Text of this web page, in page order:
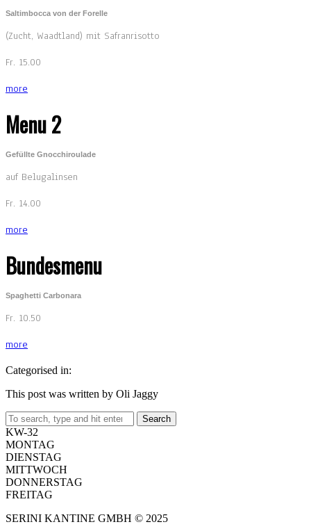
Saltimbocca von der Forelle
(Zucht, Waadtland) mit Safranrisotto
Fr. 15.00
more
Menu 2
Gefüllte Gnocchiroulade
auf Belugalinsen
Fr. 14.00
more
Bundesmenu
Spaghetti Carbonara
Fr. 10.50
more
Categorised in:
This post was written by Oli Jaggy
Search
KW-32
MONTAG
DIENSTAG
MITTWOCH
DONNERSTAG
FREITAG
SERINI KANTINE GMBH © 2025